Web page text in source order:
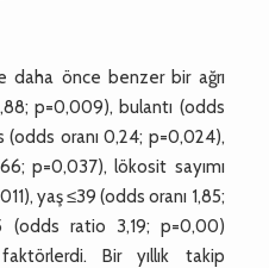
daha önce benzer bir ağrı
p=0,009), bulantı (odds
(odds oranı 0,24; p=0,024),
p=0,037), lökosit sayımı
yaş ≤39 (odds oranı 1,85;
(odds ratio 3,19; p=0,00)
faktörlerdi. Bir yıllık takip